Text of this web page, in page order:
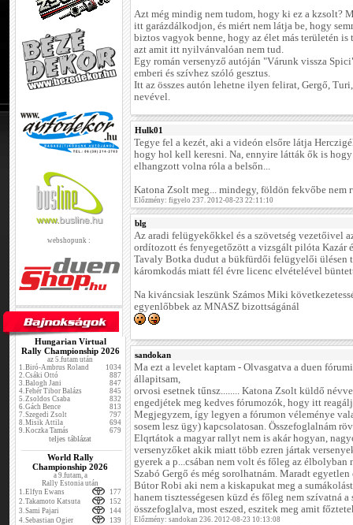
webshopunk :
Hungarian Virtual
Rally Championship 2026
az 5.futam után
1.Biró-Ambrus Roland
1034
2.Csáki Ottó
887
3.Balogh Jani
847
4.Fehér Tibor Balázs
845
5.Zsoldos Csaba
832
6.Gách Bence
813
7.Szegedi Zsolt
797
8.Misik Attila
694
9.Koczka Tamás 679
teljes táblázat
World Rally
Championship 2026
a 9.futam, a
Rally Estonia után
1.Elfyn Ewans
177
2.Takamoto Katsuta
152
3.Sami Pajari
144
4.Sebastian Ogier
139
Azt még mindig nem tudom, hogy ki ez a kzsolt?
itt garázdálkodjon, és miért nem látja be, hogy
biztos vagyok benne, hogy az élet más területén
azt amit itt nyilvánvalóan nem tud.
Egy román versenyző autóján "Várunk vissza
emberi és szívhez szóló gesztus.
Itt az összes autón lehetne ilyen felirat, Gergő,
nevével.
Hulk01
Tegye fel a kezét, aki a videón elsőre látja
hogy hol kell keresni. Na, ennyire látták ők is
elhangzott volna róla a belsőn...
Katona Zsolt meg... mindegy, földön fekvőbe nem
Előzmény: figyelo 237. 2012-08-23 22:11:10
blg
Az aradi felügyekőkkel és a szövetség vezetőivel
ordítozott és fenyegetőzött a vizsgált pilóta Kazár
Tavaly Botka dudut a bükfürdői felügyelői ülésen
káromkodás miatt fél évre licenc elvételével
Na kiváncsiak leszünk Számos Miki
egyenlőbbek az MNASZ bizottságánál
sandokan
Ma ezt a levelet kaptam - Olvasgatva a duen
állapitsam,
orvosi esetnek tűnsz........ Katona Zsolt küldő
engedjétek meg kedves fórumozók, hogy itt
Megjegyzem, így legyen a fórumon véleménye
sosem lesz ügy) kapcsolatosan. Összefoglalnám
Elqrtátok a magyar rallyt nem is akár hogyan,
versenyzőket akik miatt több ezren jártak
gyerek a p...csában nem volt és főleg az
Szabó Gergő és még sorolhatnám. Maradt
Bútor Robi aki nem a kiskapukat meg a
hanem tisztességesen küzd és főleg nem szívatná
összefoglalva, most eszed, eszitek meg amit
Előzmény: sandokan 236. 2012-08-23 10:13:08